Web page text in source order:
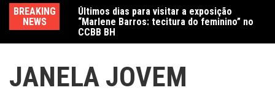
conteúdo
BREAKING
NEWS
marcam
Últimos dias para visitar a exposição
“Marlene Barros: tecitura do feminino” no
CCBB BH
JANELA JOVEM